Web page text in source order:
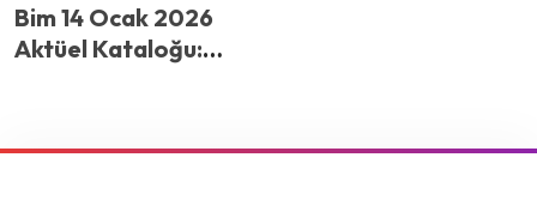
Bim 14 Ocak 2026
Aktüel Kataloğu:
Fırsatlar